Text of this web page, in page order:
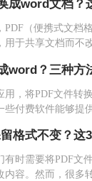
出" 文件转
word文档直
换成功。
种高效的方法，帮
PDF（便携式文档
用于共享文档而不
编辑。本文将指导
word？三种方
用，将PDF文件转
些付费软件能够提
换成word呢？以下
法，让您无需付费
时需要将PDF文
内容。然而，很多